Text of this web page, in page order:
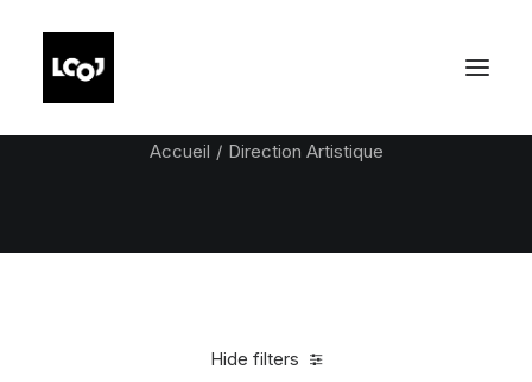
Direction Artistique
Accueil Direction Artistique
Hide filters